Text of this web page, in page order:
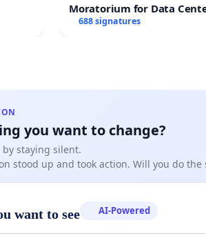
Moratorium for Data
688 signatures
you want to change?
staying silent.
stood up and took action. Will you do the
want to see AI-Powered